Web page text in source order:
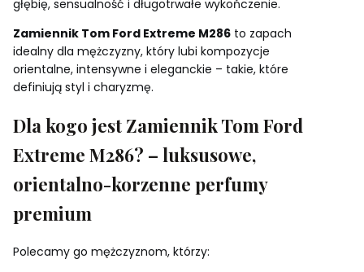
głębię, sensualność i długotrwałe wykończenie.
Zamiennik Tom Ford Extreme M286 to zapach
idealny dla mężczyzny, który lubi kompozycje
orientalne, intensywne i eleganckie – takie, które
definiują styl i charyzmę.
Dla kogo jest Zamiennik Tom Ford
Extreme M286? – luksusowe,
orientalno-korzenne perfumy
premium
Polecamy go mężczyznom, którzy: